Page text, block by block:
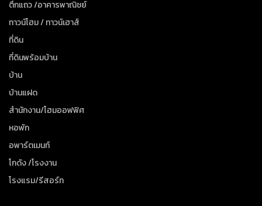
ตึกแถว /อาคารพาณิชย์
ทาวน์โฮม / ทาวน์เฮาส์
ที่ดิน
ที่ดินพร้อมบ้าน
บ้าน
บ้านแฝด
สำนักงาน/โฮมออฟฟิศ
หอพัก
อพาร์ตเมนท์
โกดัง /โรงงาน
โรงแรม/รีสอร์ท